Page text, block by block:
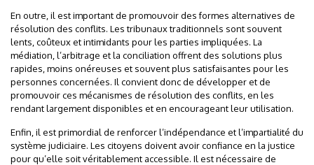
En outre, il est important de promouvoir des formes alternatives de
résolution des conflits. Les tribunaux traditionnels sont souvent
lents, coûteux et intimidants pour les parties impliquées. La
médiation, l’arbitrage et la conciliation offrent des solutions plus
rapides, moins onéreuses et souvent plus satisfaisantes pour les
personnes concernées. Il convient donc de développer et de
promouvoir ces mécanismes de résolution des conflits, en les
rendant largement disponibles et en encourageant leur utilisation.
Enfin, il est primordial de renforcer l’indépendance et l’impartialité du
système judiciaire. Les citoyens doivent avoir confiance en la justice
pour qu’elle soit véritablement accessible. Il est nécessaire de